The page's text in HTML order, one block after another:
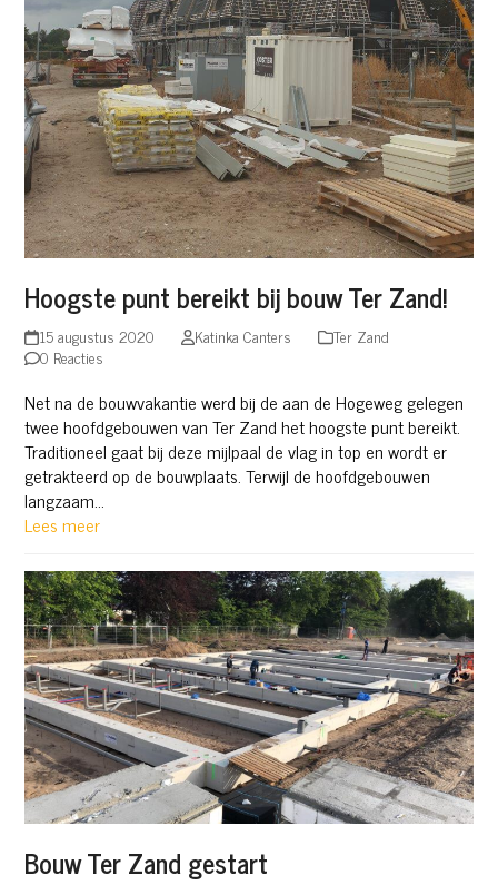
Hoogste punt bereikt bij bouw Ter Zand!
15 augustus 2020 Katinka Canters
Ter Zand
0 Reacties
Net na de bouwvakantie werd bij de aan de Hogeweg gelegen
twee hoofdgebouwen van Ter Zand het hoogste punt bereikt.
Traditioneel gaat bij deze mijlpaal de vlag in top en wordt er
getrakteerd op de bouwplaats. Terwijl de hoofdgebouwen
langzaam…
Lees meer
Bouw Ter Zand gestart